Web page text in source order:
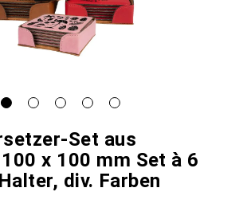
Set aus
x 100 mm Set à 6
div. Farben